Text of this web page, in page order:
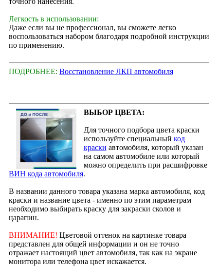
Легкость в использовании:
Даже если вы не профессионал, вы сможете легко
воспользоваться набором благодаря подробной инструкции
по применению.
ПОДРОБНЕЕ: Восстановление ЛКП автомобиля
ВЫБОР ЦВЕТА:
Для точного подбора цвета краски
используйте специальный код
краски автомобиля, который указан
на самом автомобиле или который
можно определить при расшифровке
ВИН кода автомобиля.
В названии данного товара указана марка автомобиля, код
краски и название цвета - именно по этим параметрам
необходимо выбирать краску для закраски сколов и
царапин.
ВНИМАНИЕ! Цветовой оттенок на картинке товара
представлен для общей информации и он не точно
отражает настоящий цвет автомобиля, так как на экране
монитора или телефона цвет искажается.